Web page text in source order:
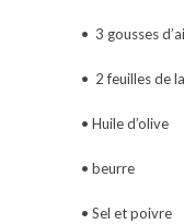
• 3 gousses
• 2 feuilles de
• Huile d’olive
• beurre
• Sel et poivre